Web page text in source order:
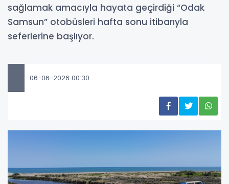
sağlamak amacıyla hayata geçirdiği “Odak
Samsun” otobüsleri hafta sonu itibarıyla
seferlerine başlıyor.
06-06-2026 00:30